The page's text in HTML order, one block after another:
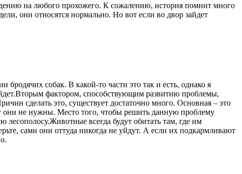
на любого прохожего. К сожалению, история помнит много
они относятся нормально. Но вот если во двор зайдет
собак. В какой-то части это так и есть, однако я
фактором, способствующим развитию проблемы,
сделать это, существует достаточно много. Основная – это
они не нужны. Место того, чтобы решить данную проблему
всегда будут обитать там, где им
сами они оттуда никогда не уйдут. А если их подкармливают